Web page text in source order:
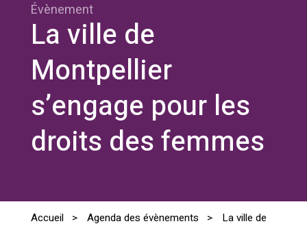
Évènement
La ville de
Montpellier
s’engage pour les
droits des femmes
Accueil > Agenda des évènements >
La ville de